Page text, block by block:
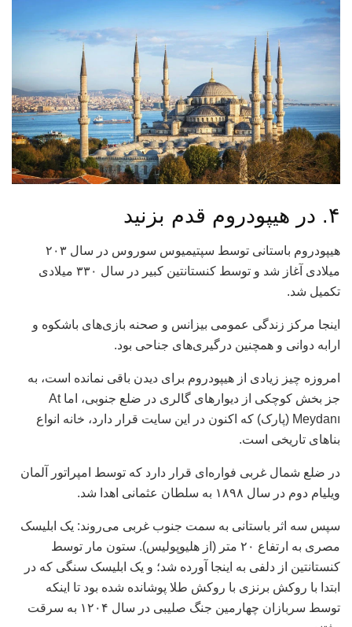
۴. در هیپودروم قدم بزنید
هیپودروم باستانی توسط سپتیمیوس سوروس در سال ۲۰۳
میلادی آغاز شد و توسط کنستانتین کبیر در سال ۳۳۰ میلادی
تکمیل شد.
اینجا مرکز زندگی عمومی بیزانس و صحنه بازی‌های باشکوه و
ارابه دوانی و همچنین درگیری‌های جناحی بود.
امروزه چیز زیادی از هیپودروم برای دیدن باقی نمانده است، به
جز بخش کوچکی از دیوارهای گالری در ضلع جنوبی، اما At
Meydanı (پارک) که اکنون در این سایت قرار دارد، خانه انواع
بناهای تاریخی است.
در ضلع شمال غربی فواره‌ای قرار دارد که توسط امپراتور آلمان
ویلیام دوم در سال ۱۸۹۸ به سلطان عثمانی اهدا شد.
سپس سه اثر باستانی به سمت جنوب غربی می‌روند: یک ابلیسک
مصری به ارتفاع ۲۰ متر (از هلیوپولیس). ستون مار توسط
کنستانتین از دلفی به اینجا آورده شد؛ و یک ابلیسک سنگی که در
ابتدا با روکش برنزی با روکش طلا پوشانده شده بود تا اینکه
توسط سربازان چهارمین جنگ صلیبی در سال ۱۲۰۴ به سرقت